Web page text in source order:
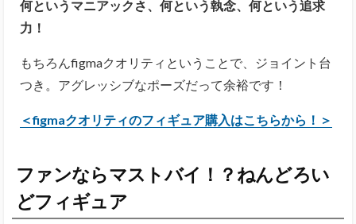
何というマニアックさ、何という執念、何という追求
力！
もちろんfigmaクオリティということで、ジョイント台
つき。アグレッシブなポーズだって余裕です！
＜figmaクオリティのフィギュア購入はこちらから！＞
ファンならマストバイ！？ねんどろい
どフィギュア